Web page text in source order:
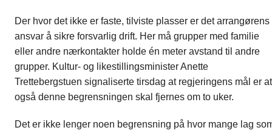
Der hvor det ikke er faste, tilviste plasser er det arrangørens
ansvar å sikre forsvarlig drift. Her må grupper med familie
eller andre nærkontakter holde én meter avstand til andre
grupper. Kultur- og likestillingsminister Anette
Trettebergstuen signaliserte tirsdag at regjeringens mål er at
også denne begrensningen skal fjernes om to uker.
Det er ikke lenger noen begrensning på hvor mange lag